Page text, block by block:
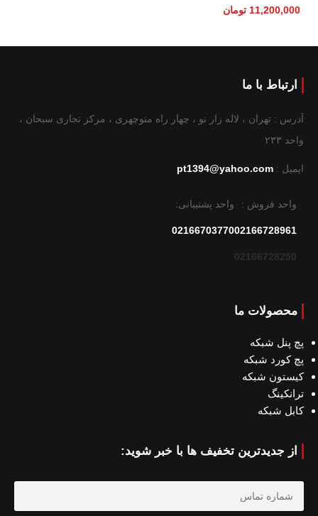
11,200,000 تومان
ارتباط با ما
آدرس : تهران ، لاله زار نو ، چهار راه منوچهری ، مرکز تجاری سبحان ،
واحد ۲۳۳
ایمیل : pt1394@yahoo.com
واحد فروش :
02166728961
02166728250
واحد پشتیبانی:
02166703770
محصولات ما
پچ پنل شبکه
پچ کورد شبکه
کیستون شبکه
ترانکینگ
کابل شبکه
از جدیدترین تخفیف ها با خبر شوید: